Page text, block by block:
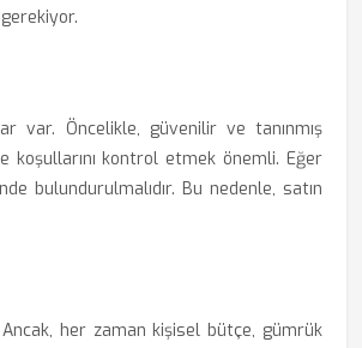
var. Öncelikle, güvenilir ve tanınmış
koşullarını kontrol etmek önemli. Eğer
bulundurulmalıdır. Bu nedenle, satın
her zaman kişisel bütçe, gümrük